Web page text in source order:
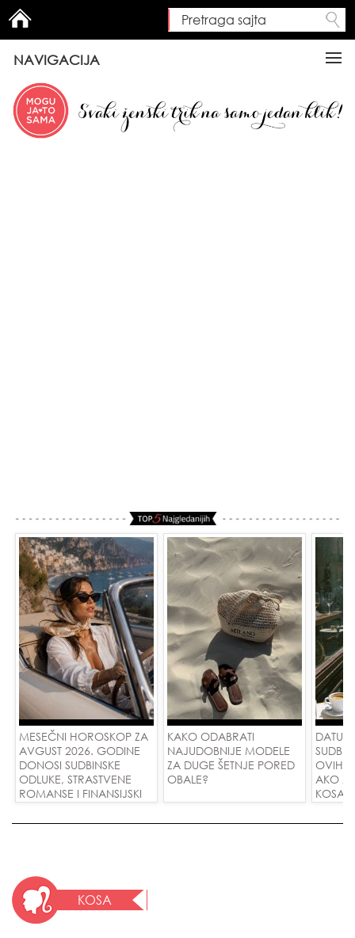
Search form
Pretraga sajta
NAVIGACIJA
MESEČNI HOROSKOP ZA
AVGUST 2026. GODINE
DONOSI SUDBINSKE
ODLUKE, STRASTVENE
ROMANSE I FINANSIJSKI
KAKO ODABRATI
NAJUDOBNIJE MODELE
ZA DUGE ŠETNJE PORED
OBALE?
OVIH
AKO
KOSA
KOSA